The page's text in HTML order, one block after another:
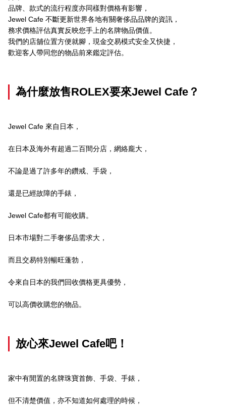
品牌、款式的流行程度亦同樣對價格有影響，
Jewel Cafe 不斷更新世界各地有關奢侈品品牌的資訊，
務求價格評估真實反映您手上的名牌物品價值。
我們的店舖位置方便就腳，現金交易模式安全又快捷，
歡迎客人帶同您的物品前來鑑定評估。
為什麼放售ROLEX要來Jewel Cafe？
Jewel Cafe 來自日本，
在日本及海外有超過二百間分店，網絡龐大，
不論是過了許多年的鑽戒、手袋，
還是已經故障的手錶，
Jewel Cafe都有可能收購。
日本市場對二手奢侈品需求大，
而且交易特別暢旺蓬勃，
令來自日本的我們回收價格更具優勢，
可以高價收購您的物品。
放心來Jewel Cafe吧！
家中有閒置的名牌珠寶首飾、手袋、手錶，
但不清楚價值，亦不知道如何處理的時候，